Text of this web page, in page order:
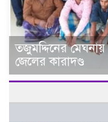
তজুমদ্দিনের
জেলের কারাদণ্ড